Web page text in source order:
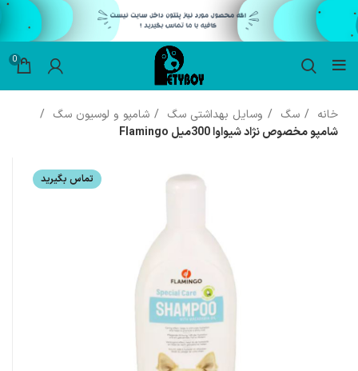
0
خانه سگ وسایل بهداشتی سگ
شامپو و لوسیون سگ
شامپو مخصوص نژاد شیواوا 300میل Flamingo
تماس بگیرید